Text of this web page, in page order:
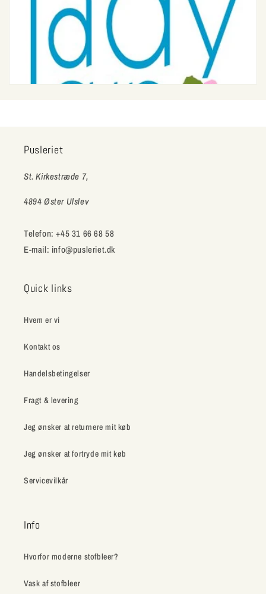
Pusleriet
St. Kirkestræde 7,
4894 Øster Ulslev
Telefon: +45 31 66 68 58
E-mail: info@pusleriet.dk
Quick links
Hvem er vi
Kontakt os
Handelsbetingelser
Fragt & levering
Jeg ønsker at returnere mit køb
Jeg ønsker at fortryde mit køb
Servicevilkår
Info
Hvorfor moderne stofbleer?
Vask af stofbleer